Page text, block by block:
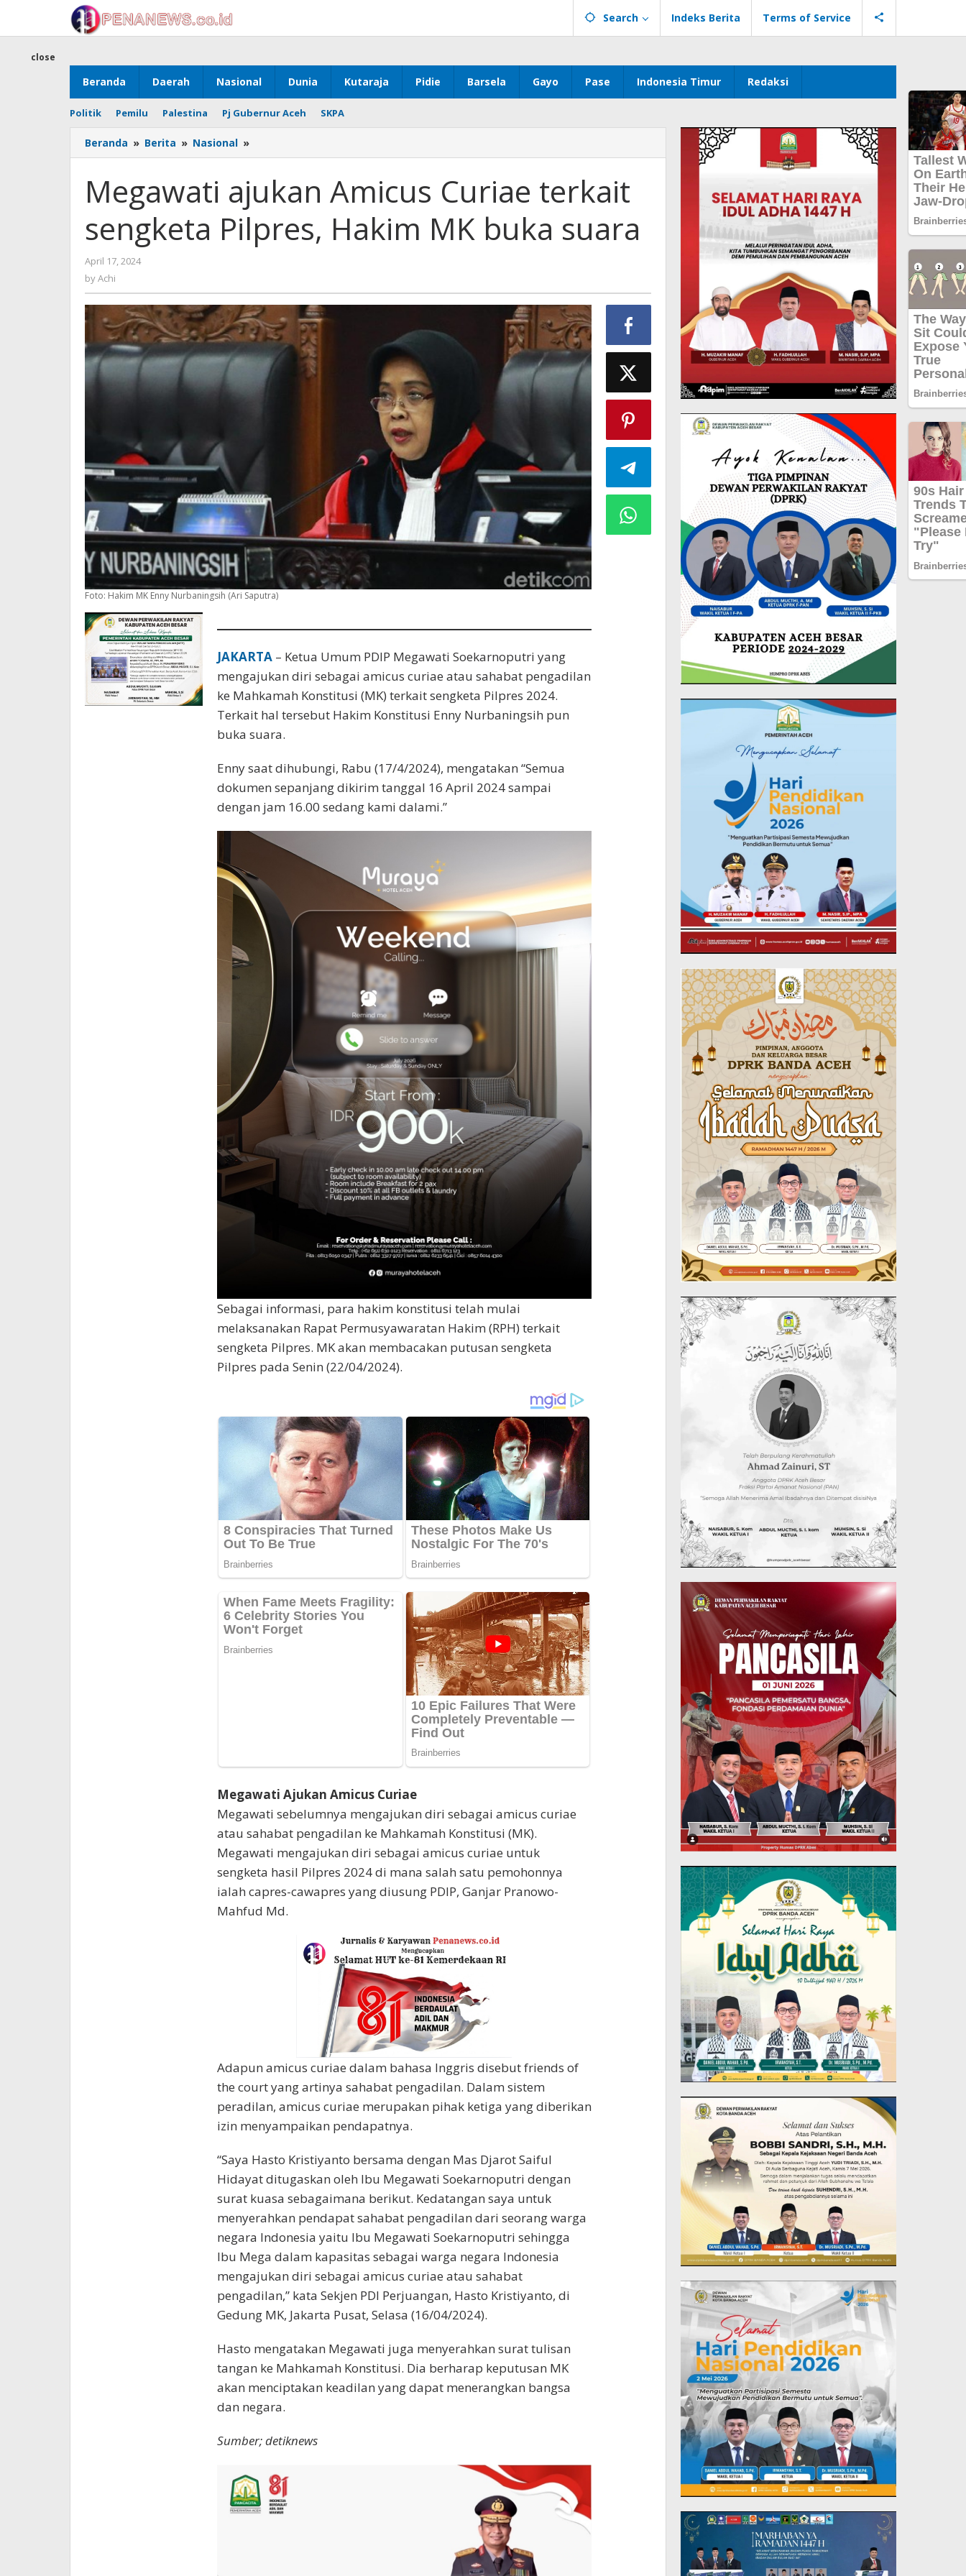
content
Search Indeks Berita Terms of Service
Beranda Daerah Nasional Dunia Kutaraja Pidie Barsela Gayo Pase Indonesia Timur Redaksi
Politik Pemilu Palestina Pj Gubernur Aceh SKPA
close
Beranda » Berita » Nasional »
ajukan
Curiae
terkait
Pilpres,
Hakim
suara
Megawati ajukan Amicus Curiae terkait
sengketa Pilpres, Hakim MK buka suara
April 17, 2024
byAchi
Foto: Hakim MK Enny Nurbaningsih (Ari Saputra)
JAKARTA– Ketua Umum PDIP Megawati Soekarnoputri yang
mengajukan diri sebagai amicus curiae atau sahabat pengadilan
ke Mahkamah Konstitusi (MK) terkait sengketa Pilpres 2024.
Terkait hal tersebut Hakim Konstitusi Enny Nurbaningsih pun
buka suara.
Enny saat dihubungi, Rabu (17/4/2024), mengatakan “Semua
dokumen sepanjang dikirim tanggal 16 April 2024 sampai
dengan jam 16.00 sedang kami dalami.”
Sebagai informasi, para hakim konstitusi telah mulai
melaksanakan Rapat Permusyawaratan Hakim (RPH) terkait
sengketa Pilpres. MK akan membacakan putusan sengketa
Pilpres pada Senin (22/04/2024).
Megawati Ajukan Amicus Curiae
Megawati sebelumnya mengajukan diri sebagai amicus curiae
atau sahabat pengadilan ke Mahkamah Konstitusi (MK).
Megawati mengajukan diri sebagai amicus curiae untuk
sengketa hasil Pilpres 2024 di mana salah satu pemohonnya
ialah capres-cawapres yang diusung PDIP, Ganjar Pranowo-
Mahfud Md.
Adapun amicus curiae dalam bahasa Inggris disebut friends of
the court yang artinya sahabat pengadilan. Dalam sistem
peradilan, amicus curiae merupakan pihak ketiga yang diberikan
izin menyampaikan pendapatnya.
“Saya Hasto Kristiyanto bersama dengan Mas Djarot Saiful
Hidayat ditugaskan oleh Ibu Megawati Soekarnoputri dengan
surat kuasa sebagaimana berikut. Kedatangan saya untuk
menyerahkan pendapat sahabat pengadilan dari seorang warga
negara Indonesia yaitu Ibu Megawati Soekarnoputri sehingga
Ibu Mega dalam kapasitas sebagai warga negara Indonesia
mengajukan diri sebagai amicus curiae atau sahabat
pengadilan,” kata Sekjen PDI Perjuangan, Hasto Kristiyanto, di
Gedung MK, Jakarta Pusat, Selasa (16/04/2024).
Hasto mengatakan Megawati juga menyerahkan surat tulisan
tangan ke Mahkamah Konstitusi. Dia berharap keputusan MK
akan menciptakan keadilan yang dapat menerangkan bangsa
dan negara.
Sumber; detiknews